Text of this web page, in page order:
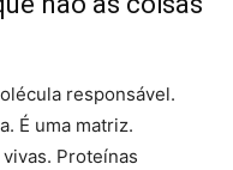
responsável.
É uma matriz.
Proteínas